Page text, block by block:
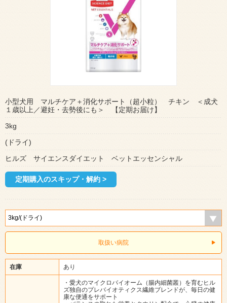
小型犬用 マルチケア＋消化サポート（超小粒） チキン ＜成犬
１歳以上／避妊・去勢後にも＞ 【定期お届け】
3kg
(ドライ)
ヒルズ サイエンスダイエット ベットエッセンシャル
定期購入のスキップ・解約 >
取扱い病院
在庫 あり
・愛犬のマイクロバイオーム（腸内細菌叢）を育むヒル
ズ独自のプレバイオティクス繊維ブレンドが、毎日の健
康な便通をサポート